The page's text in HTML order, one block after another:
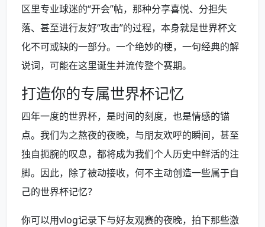
区里专业球迷的“开会”帖，那种分享喜悦、分担失
落、甚至进行友好“攻击”的过程，本身就是世界杯文
化不可或缺的一部分。一个绝妙的梗，一句经典的解
说词，可能在这里诞生并流传整个赛期。
打造你的专属世界杯记忆
四年一度的世界杯，是时间的刻度，也是情感的锚
点。我们为之熬夜的夜晚，与朋友欢呼的瞬间，甚至
独自扼腕的叹息，都将成为我们个人历史中鲜活的注
脚。因此，除了被动接收，何不主动创造一些属于自
己的世界杯记忆？
你可以用vlog记录下与好友观赛的夜晚，拍下那些激